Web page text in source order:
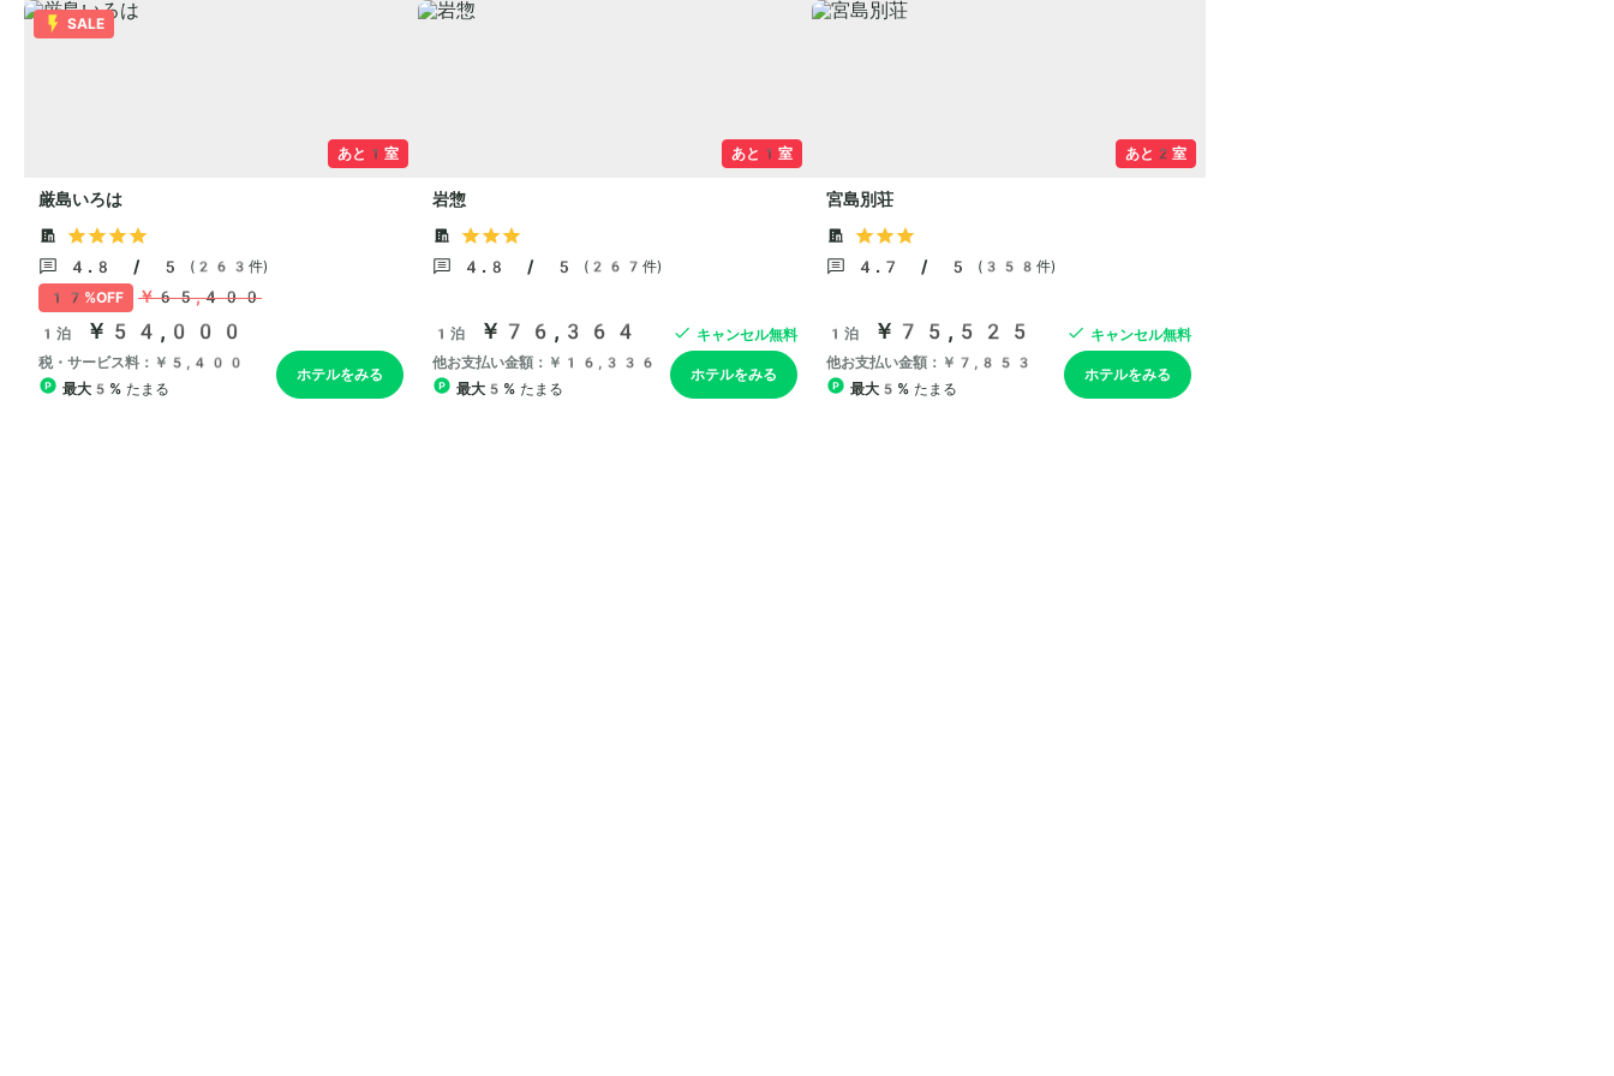
SALE
あと1室
厳島いろは
4.8 / 5
(263件)
17%OFF
￥65,400
1泊 ￥54,000
税・サービス料：￥5,400
最大5% たまる
ホテルをみる
あと1室
岩惣
4.8 / 5 (267件)
1泊 ￥76,364
他お支払い金額：￥16,336
最大5% たまる
キャンセル無料
ホテルをみる
あと2室
宮島別荘
4.7 / 5 (358件)
1泊 ￥75,525
他お支払い金額：￥7,853
最大5% たまる
キャンセル無料
ホテルをみる